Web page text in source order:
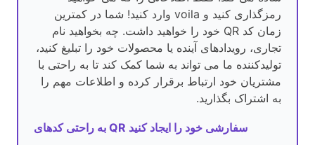
رمزگذاری کنید و voila وارد کنید! شما در کمترین
زمان کد QR خود را خواهید داشت. چه بخواهید نام
تجاری، رویدادهای آینده یا محصولات خود را تبلیغ کنید،
تولیدکننده ما می تواند به شما کمک کند تا به راحتی با
مشتریان خود ارتباط برقرار کرده و اطلاعات مهم را
به اشتراک بگذارید.
به راحتی کدهای QR سفارشی خود را ایجاد کنید